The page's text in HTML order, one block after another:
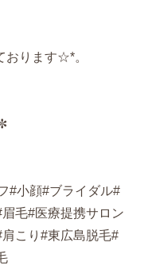
おります☆*。
#小顔#ブライダル#
毛#医療提携サロン
こり#東広島脱毛#